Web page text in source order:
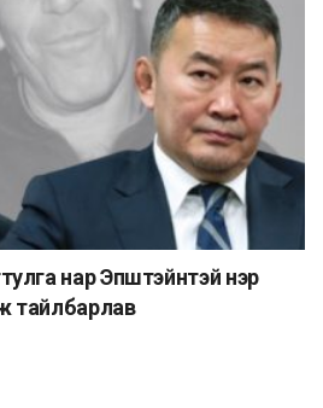
нар Эпштэйнтэй нэр
тайлбарлав